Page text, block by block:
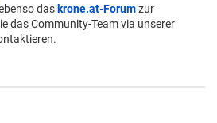
das krone.at-Forumzur
das Community-Team via unserer